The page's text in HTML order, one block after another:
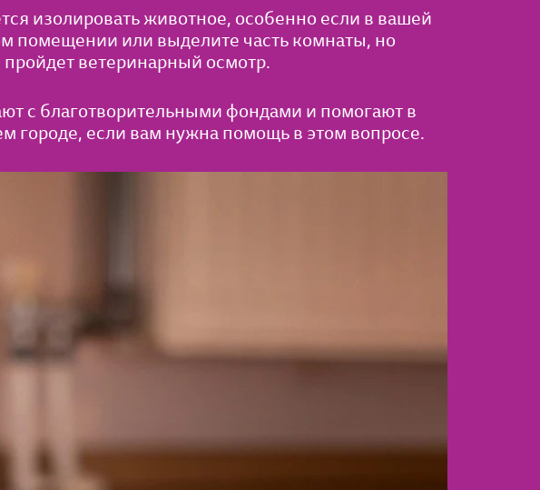
изолировать животное, особенно если в вашей
помещении или выделите часть комнаты, но
ветеринарный осмотр.
с благотворительными фондами и помогают в
городе, если вам нужна помощь в этом вопросе.